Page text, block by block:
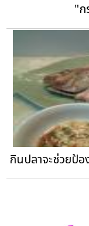
"ก
กินปลาจะช่วยป้